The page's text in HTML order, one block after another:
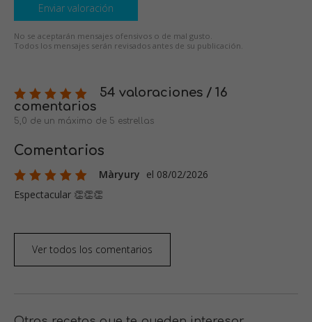
Enviar valoración
No se aceptarán mensajes ofensivos o de mal gusto.
Todos los mensajes serán revisados antes de su publicación.
54 valoraciones / 16
comentarios
5,0 de un máximo de 5 estrellas
Comentarios
Màryury el 08/02/2026
Espectacular 👏👏👏
Ver todos los comentarios